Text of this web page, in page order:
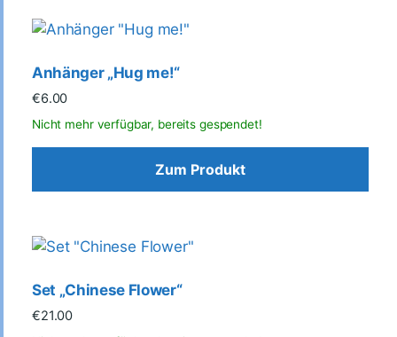
Anhänger „Hug me!“
€6.00
Zum Produkt
Set „Chinese Flower“
€21.00